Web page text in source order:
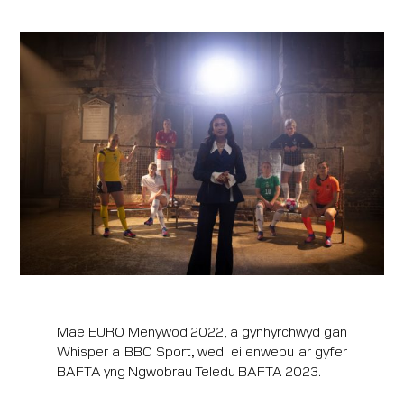
Mae EURO Menywod 2022, a gynhyrchwyd gan
Whisper a BBC Sport, wedi ei enwebu ar gyfer
BAFTA yng Ngwobrau Teledu BAFTA 2023.